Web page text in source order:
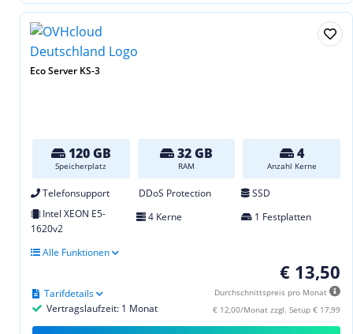
Eco Server KS-3
120 GB
Speicherplatz
32 GB
RAM
4
Anzahl Kerne
Telefonsupport DDoS Protection
SSD
Intel XEON E5-
1620v2
4 Kerne 1 Festplatten
Alle Funktionen
€ 13,50
Durchschnittspreis pro Monat
€ 12,00/Monat zzgl. Setup € 17,99
Vertragslaufzeit: 1 Monat
Tarifdetails